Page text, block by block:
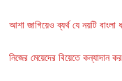
আশা জাগিয়েও ব্যর্থ যে নয়টি বাংলা
নিজের মেয়েদের বিয়েতে কন্যাদান